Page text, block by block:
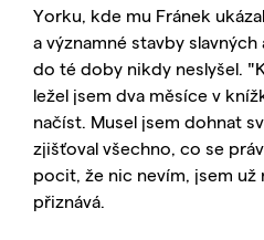
Yorku, kde mu Fránek
a významné stavby
do té doby nikdy neslyšel.
ležel jsem dva měsíce v
načíst. Musel jsem dohnat
zjišťoval všechno, co se
pocit, že nic nevím, jsem už
přiznává.